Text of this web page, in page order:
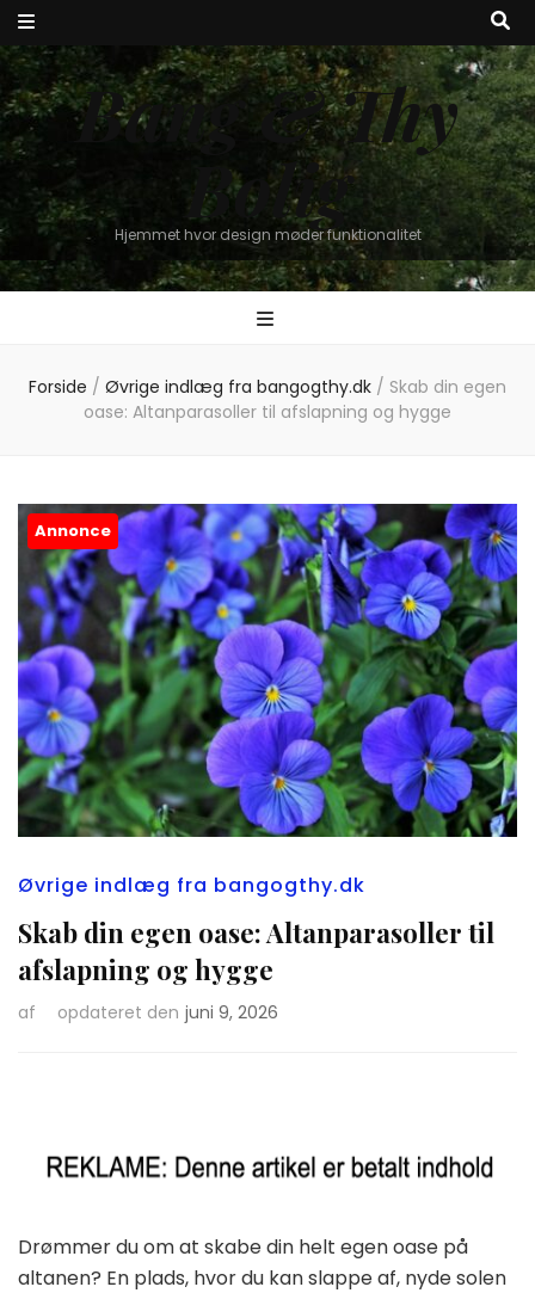
Bang & Thy
Bolig
Hjemmet hvor design møder funktionalitet
Forside / Øvrige indlæg fra bangogthy.dk / Skab din egen
oase: Altanparasoller til afslapning og hygge
Annonce
Øvrige indlæg fra bangogthy.dk
Skab din egen oase: Altanparasoller til
afslapning og hygge
af opdateret den juni 9, 2026
Drømmer du om at skabe din helt egen oase på
altanen? En plads, hvor du kan slappe af, nyde solen